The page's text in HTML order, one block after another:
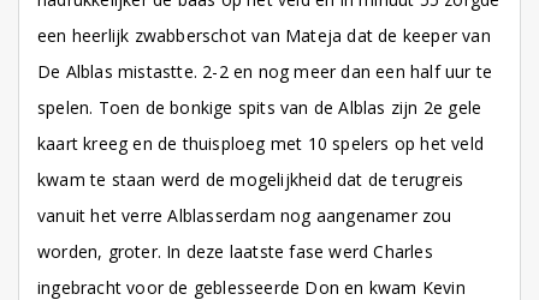
een heerlijk zwabberschot van Mateja dat de keeper van
De Alblas mistastte. 2-2 en nog meer dan een half uur te
spelen. Toen de bonkige spits van de Alblas zijn 2e gele
kaart kreeg en de thuisploeg met 10 spelers op het veld
kwam te staan werd de mogelijkheid dat de terugreis
vanuit het verre Alblasserdam nog aangenamer zou
worden, groter. In deze laatste fase werd Charles
ingebracht voor de geblesseerde Don en kwam Kevin